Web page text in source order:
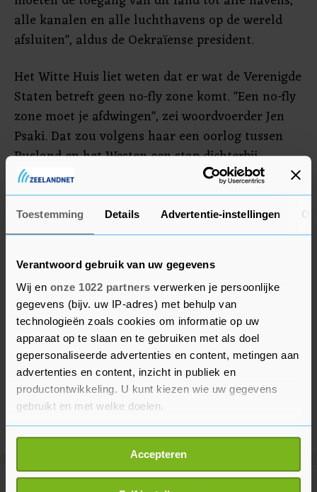
Toestemming Details Advertentie-instellingen
Verantwoord gebruik van uw gegevens
Wij en onze 1022 partners verwerken je persoonlijke
gegevens (bijv. uw IP-adres) met behulp van
technologieën zoals cookies om informatie op uw
apparaat op te slaan en te gebruiken met als doel
gepersonaliseerde advertenties en content, metingen aan
advertenties en content, inzicht in publiek en
productontwikkeling. U kunt kiezen wie uw gegevens
gebruikt en met welke doelen.
Als u het toestaat, willen we ook graag:
Informatie verzamelen over uw geografische
locatie, die tot een paar meter nauwkeurig kan zijn
Accepteren
alle kanalen en alle luchthavens op de wereld
afsluiten", aldus de Oekraïense president.
Het Witte Huis liet weten dat er wat de Verenigde
Staten betreft geen no-fly zone komt. "Een no-fly
zone moet je afdwingen", zei woordvoerder Jen
Psaki. Dat zou volgens haar een oorlog tussen
Rusland en het Westen een stap dichterbij
brengen.